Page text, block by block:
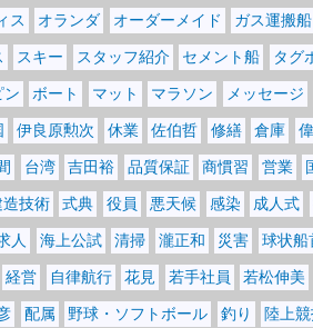
ス オランダ オーダーメイド ガス運搬船
スキー スタッフ紹介 セメント船 タグ
ン ボート マット マラソン メッセージ
伊良原勲次 休業 佐伯哲 修繕 倉庫
台湾 吉田裕 品質保証 商慣習 営業
造技術 式典 役員 悪天候 感染 成人式
人 海上公試 清掃 瀧正和 災害 球状船
経営 自律航行 花見 若手社員 若松伸美
配属 野球・ソフトボール 釣り 陸上